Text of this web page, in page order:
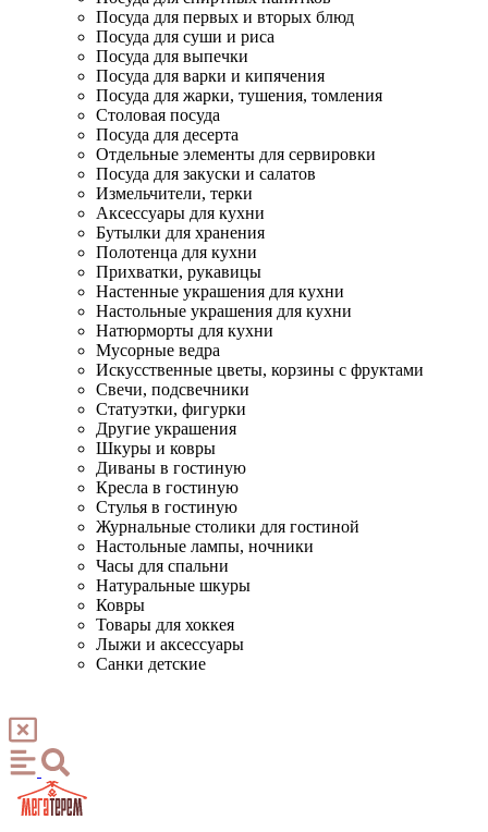
Посуда для первых и вторых блюд
Посуда для суши и риса
Посуда для выпечки
Посуда для варки и кипячения
Посуда для жарки, тушения, томления
Столовая посуда
Посуда для десерта
Отдельные элементы для сервировки
Посуда для закуски и салатов
Измельчители, терки
Аксессуары для кухни
Бутылки для хранения
Полотенца для кухни
Прихватки, рукавицы
Настенные украшения для кухни
Настольные украшения для кухни
Натюрморты для кухни
Мусорные ведра
Искусственные цветы, корзины с фруктами
Свечи, подсвечники
Статуэтки, фигурки
Другие украшения
Шкуры и ковры
Диваны в гостиную
Кресла в гостиную
Стулья в гостиную
Журнальные столики для гостиной
Настольные лампы, ночники
Часы для спальни
Натуральные шкуры
Ковры
Товары для хоккея
Лыжи и аксессуары
Санки детские